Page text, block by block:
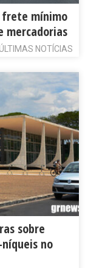
mínimo
mercadorias
ÚLTIMAS NOTÍCIAS
sobre
no